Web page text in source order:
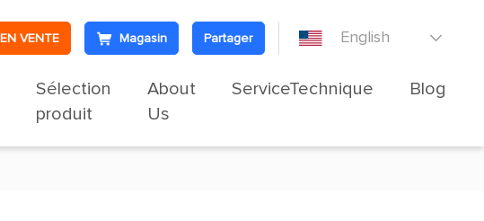
EN VENTE Magasin Partager English 
Sélection
produit
About
Us
ServiceTechnique Blog